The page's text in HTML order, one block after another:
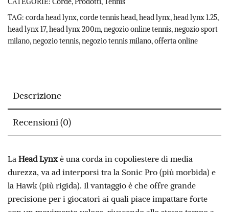
TAG: corda head lynx,corde tennis head,head lynx,head lynx 1.25,
head lynx 17,head lynx 200m,negozio online tennis,negozio sport
milano,negozio tennis,negozio tennis milano,offerta online
Descrizione
Recensioni (0)
La Head Lynxè una corda in copoliestere di media
durezza, va ad interporsi tra la Sonic Pro (più morbida) e
la Hawk (più rigida). Il vantaggio è che offre grande
precisione per i giocatori ai quali piace impattare forte